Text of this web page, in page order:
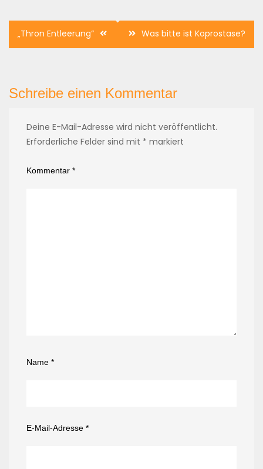
Beitragsnavigation
„Thron Entleerung“ Was bitte ist Koprostase?
Schreibe einen Kommentar
Deine E-Mail-Adresse wird nicht veröffentlicht.
Erforderliche Felder sind mit * markiert
Kommentar *
Name *
E-Mail-Adresse *